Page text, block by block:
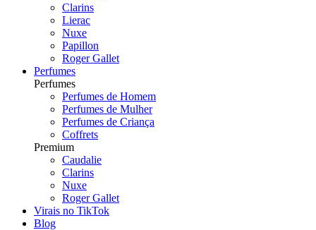
Clarins
Lierac
Nuxe
Papillon
Roger Gallet
Perfumes
Perfumes
Perfumes de Homem
Perfumes de Mulher
Perfumes de Criança
Coffrets
Premium
Caudalie
Clarins
Nuxe
Roger Gallet
Virais no TikTok
Blog